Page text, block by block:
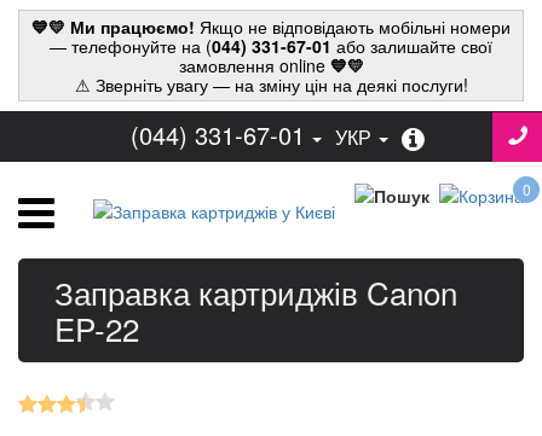
💙💛 Ми працюємо! Якщо не відповідають мобільні номери
— телефонуйте на (044) 331-67-01 або залишайте свої
замовлення online💙💛
⚠ Зверніть увагу — на зміну цін на деякі послуги!
(044) 331-67-01 УКР
0
Заправка картриджів Canon
EP-22